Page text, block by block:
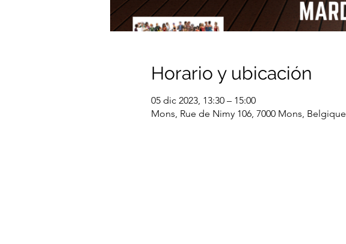
Horario y ubicación
05 dic 2023, 13:30 – 15:00
Mons, Rue de Nimy 106, 7000 Mons, Belgique